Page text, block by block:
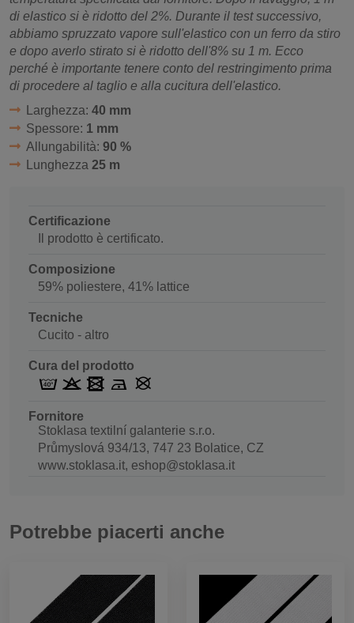
di elastico si è ridotto del 2%. Durante il test successivo,
abbiamo spruzzato vapore sull'elastico con un ferro da stiro
e dopo averlo stirato si è ridotto dell'8% su 1 m. Ecco
perché è importante tenere conto del restringimento prima
di procedere al taglio e alla cucitura dell'elastico.
Larghezza: 40 mm
Spessore: 1 mm
Allungabilità: 90 %
Lunghezza 25 m
Certificazione
Il prodotto è certificato.
Composizione
59% poliestere, 41% lattice
Tecniche
Cucito - altro
Cura del prodotto
Fornitore
Stoklasa textilní galanterie s.r.o.
Průmyslová 934/13, 747 23 Bolatice, CZ
www.stoklasa.it, eshop@stoklasa.it
Potrebbe piacerti anche